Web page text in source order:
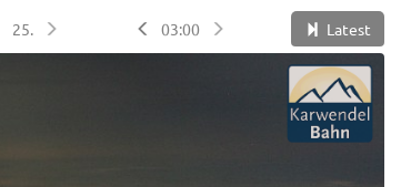
25. 03:00 Latest